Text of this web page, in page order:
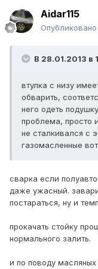
Aidar115
Опубликовано
В 28.01.2013 в
втулка с низу
обварить,
него одеть
проблема, просто
не сталкивался с
газомасленные
сварка если
даже ужасный.
постараться, ну и
прокачать стойку
нормального залить.
и по поводу масляных